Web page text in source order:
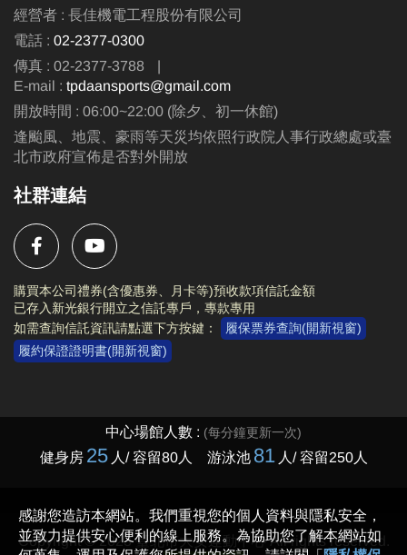
經營者 : 長佳機電工程股份有限公司
電話 : 02-2377-0300
傳真 : 02-2377-3788
|
E-mail : tpdaansports@gmail.com
開放時間 : 06:00~22:00 (除夕、初一休館)
逢颱風、地震、豪雨等天災均依照行政院人事行政總處或臺
北市政府宣佈是否對外開放
社群連結
購買本公司禮券(含優惠券、月卡等)預收款項信託金額
已存入新光銀行開立之信託專戶，專款專用
如需查詢信託資訊請點選下方按鍵：
履保票券查詢(開新視窗)
履約保證證明書(開新視窗)
Copyright © 2023 臺北市大安運動中心 All rights reserved.